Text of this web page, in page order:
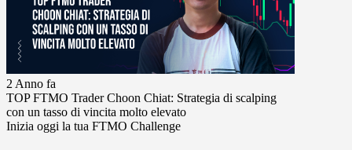
2 Anno fa
TOP FTMO Trader Choon Chiat: Strategia di scalping
con un tasso di vincita molto elevato
Inizia oggi la tua FTMO Challenge